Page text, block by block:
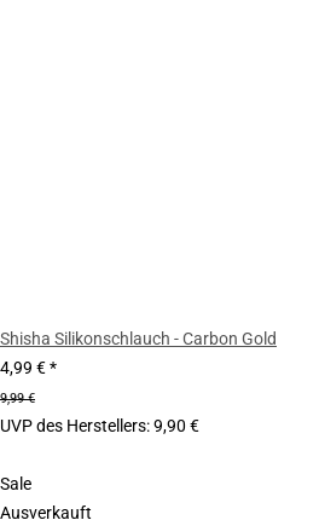
Shisha Silikonschlauch - Carbon Gold
4,99 €*
9,99 €
UVP des Herstellers:9,90 €
Sale
Ausverkauft